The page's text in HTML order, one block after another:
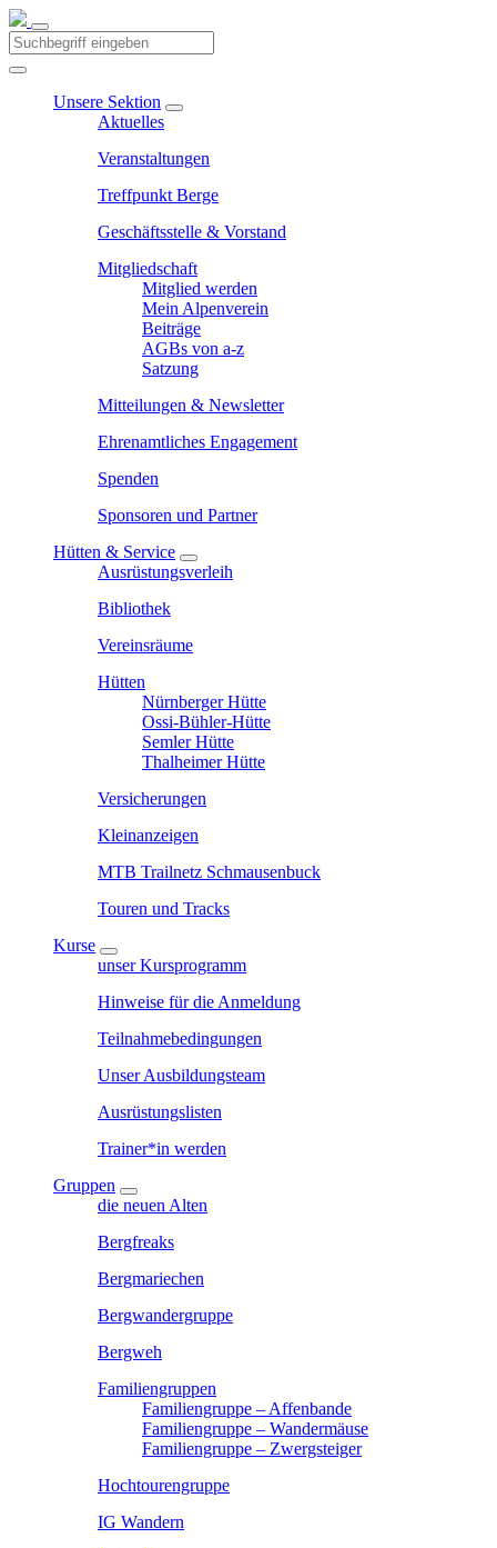
Unsere Sektion
Aktuelles
Veranstaltungen
Treffpunkt Berge
Geschäftsstelle & Vorstand
Mitgliedschaft
Mitglied werden
Mein Alpenverein
Beiträge
AGBs von a-z
Satzung
Mitteilungen & Newsletter
Ehrenamtliches Engagement
Spenden
Sponsoren und Partner
Hütten & Service
Ausrüstungsverleih
Bibliothek
Vereinsräume
Hütten
Nürnberger Hütte
Ossi-Bühler-Hütte
Semler Hütte
Thalheimer Hütte
Versicherungen
Kleinanzeigen
MTB Trailnetz Schmausenbuck
Touren und Tracks
Kurse
unser Kursprogramm
Hinweise für die Anmeldung
Teilnahmebedingungen
Unser Ausbildungsteam
Ausrüstungslisten
Trainer*in werden
Gruppen
die neuen Alten
Bergfreaks
Bergmariechen
Bergwandergruppe
Bergweh
Familiengruppen
Familiengruppe – Affenbande
Familiengruppe – Wandermäuse
Familiengruppe – Zwergsteiger
Hochtourengruppe
IG Wandern